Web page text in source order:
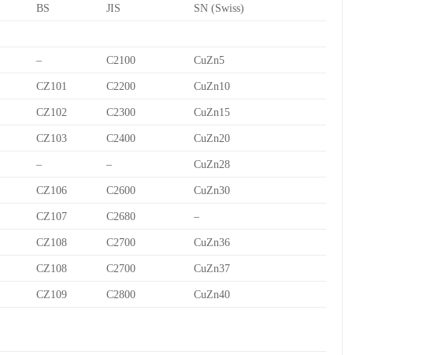
BS JIS SN (Swiss)
– C2100 CuZn5
CZ101 C2200 CuZn10
CZ102 C2300 CuZn15
CZ103 C2400 CuZn20
– – CuZn28
CZ106 C2600 CuZn30
CZ107 C2680 –
CZ108 C2700 CuZn36
CZ108 C2700 CuZn37
CZ109 C2800 CuZn40